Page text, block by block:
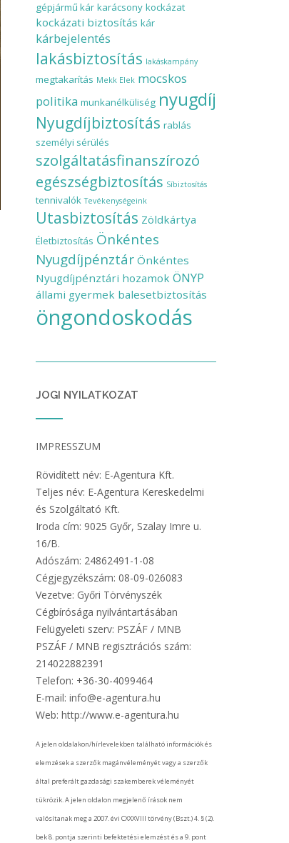
gépjármű kár karácsony kockázat
kockázati biztosítás kár
kárbejelentés
lakásbiztosítás lakáskampány
megtakarítás Mekk Elek mocskos
politika munkanélküliség nyugdíj
Nyugdíjbiztosítás rablás
személyi sérülés
szolgáltatásfinanszírozó
egészségbiztosítás Síbiztosítás
tennivalók Tevékenységeink
Utasbiztosítás Zöldkártya
Életbiztosítás Önkéntes
Nyugdíjpénztár Önkéntes
Nyugdíjpénztári hozamok ÖNYP
állami gyermek balesetbiztosítás
öngondoskodás
JOGI NYILATKOZAT
IMPRESSZUM
Rövidített név: E-Agentura Kft.
Teljes név: E-Agentura Kereskedelmi
és Szolgáltató Kft.
Iroda cím: 9025 Győr, Szalay Imre u.
16/B.
Adószám: 24862491-1-08
Cégjegyzékszám: 08-09-026083
Vezetve: Győri Törvényszék
Cégbírósága nyilvántartásában
Felügyeleti szerv: PSZÁF / MNB
PSZÁF / MNB regisztrációs szám:
214022882391
Telefon: +36-30-4099464
E-mail: info@e-agentura.hu
Web: http://www.e-agentura.hu
A jelen oldalakon/hírlevelekben található információk és
elemzések a szerzők magánvéleményét vagy a szerzők
által preferált gazdasági szakemberek véleményét
tükrözik. A jelen oldalon megjelenő írások nem
valósítanak meg a 2007. évi CXXXVIII törvény (Bszt.) 4. § (2).
bek 8. pontja szerinti befektetési elemzést és a 9. pont